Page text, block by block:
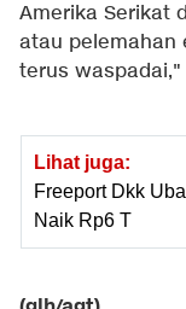
Amerika Serikat
atau pelemahan
terus
Lihat juga:
Freeport Dkk
Naik Rp6 T